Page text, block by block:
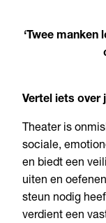
‘Twee
Vertel iets over
Theater is
sociale,
en biedt een
uiten en
steun nodig
verdient een